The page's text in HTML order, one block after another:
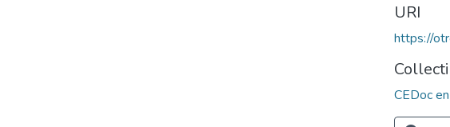
URI
https://
CEDoc